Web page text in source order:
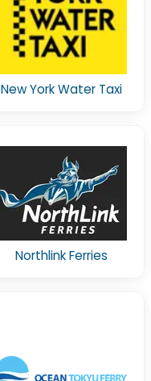
New York Water Taxi
Northlink Ferries